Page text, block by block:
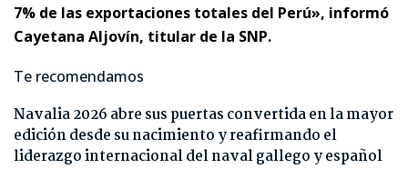
7% de las exportaciones totales del Perú», informó
Cayetana Aljovín, titular de la SNP.
Te recomendamos
Navalia 2026 abre sus puertas convertida en la mayor
edición desde su nacimiento y reafirmando el
liderazgo internacional del naval gallego y español